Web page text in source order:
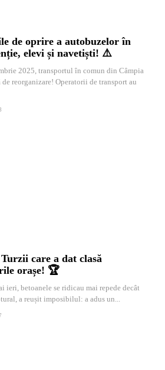
de oprire a autobuzelor în
elevi și navetiști! ⚠️
2025, transportul în comun din Câmpia
reorganizare! Operatorii de transport au
care a dat clasă
orașe! 🏆
ieri, betoanele se ridicau mai repede decât
a reușit imposibilul: a adus un...